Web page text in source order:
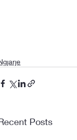
Posts